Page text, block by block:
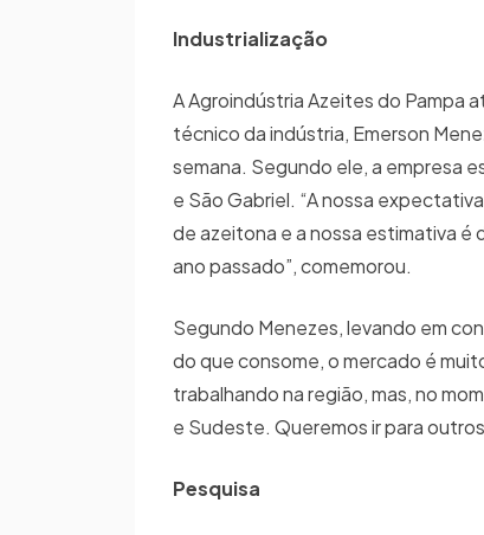
Industrialização
A Agroindústria Azeites do Pampa
técnico da indústria, Emerson
semana. Segundo ele, a empresa
e São Gabriel. “A nossa
de azeitona e a nossa estimativa é
ano passado”, comemorou.
Segundo Menezes, levando em
do que consome, o mercado é
trabalhando na região, mas, no
e Sudeste. Queremos ir para
Pesquisa